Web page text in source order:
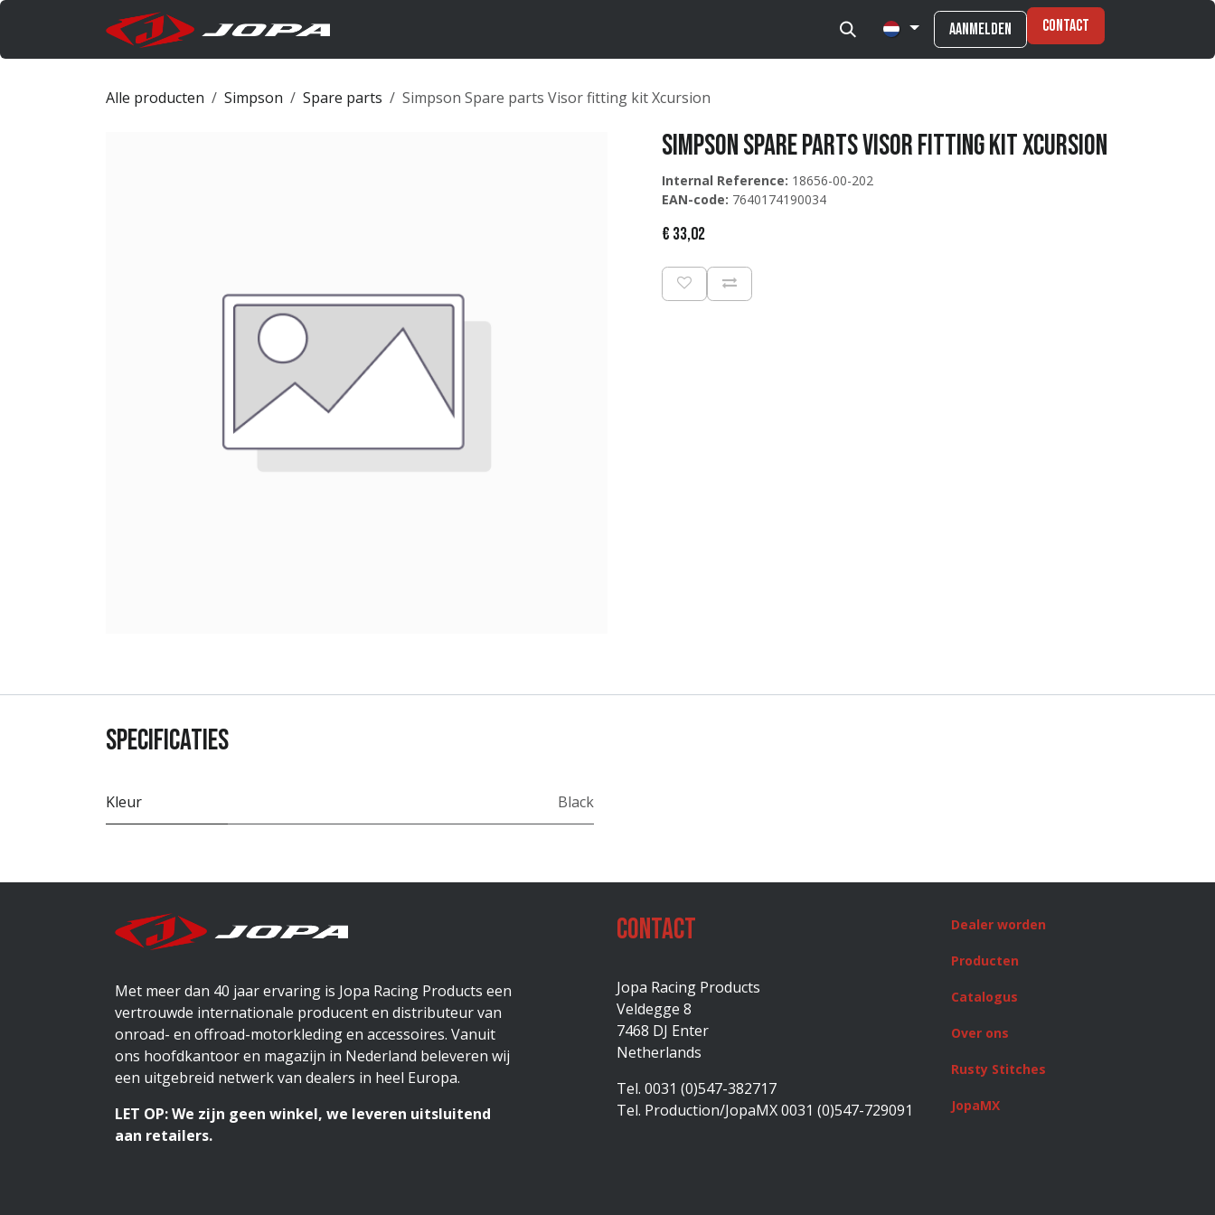
Overslaan naar inhoud
Aanmelden Contact
Alle producten Simpson Spare parts Simpson Spare parts Visor fitting kit Xcursion
Simpson Spare parts Visor fitting kit Xcursion
Internal Reference: 18656-00-202
EAN-code: 7640174190034
€ 33,02
Specificaties
Kleur Black
Met meer dan 40 jaar ervaring is Jopa Racing Products een
vertrouwde internationale producent en distributeur van
onroad- en offroad-motorkleding en accessoires. Vanuit
ons hoofdkantoor en magazijn in Nederland beleveren wij
een uitgebreid netwerk van dealers in heel Europa.
LET OP: We zijn geen winkel, we leveren uitsluitend
aan retailers.
Contact
Jopa Racing Products
Veldegge 8
7468 DJ Enter
Netherlands
Tel. 0031 (0)547-382717
Tel. Production/JopaMX 0031 (0)547-729091
Dealer worden
Producten
Catalogus
Over ons
Rusty Stitches
JopaMX